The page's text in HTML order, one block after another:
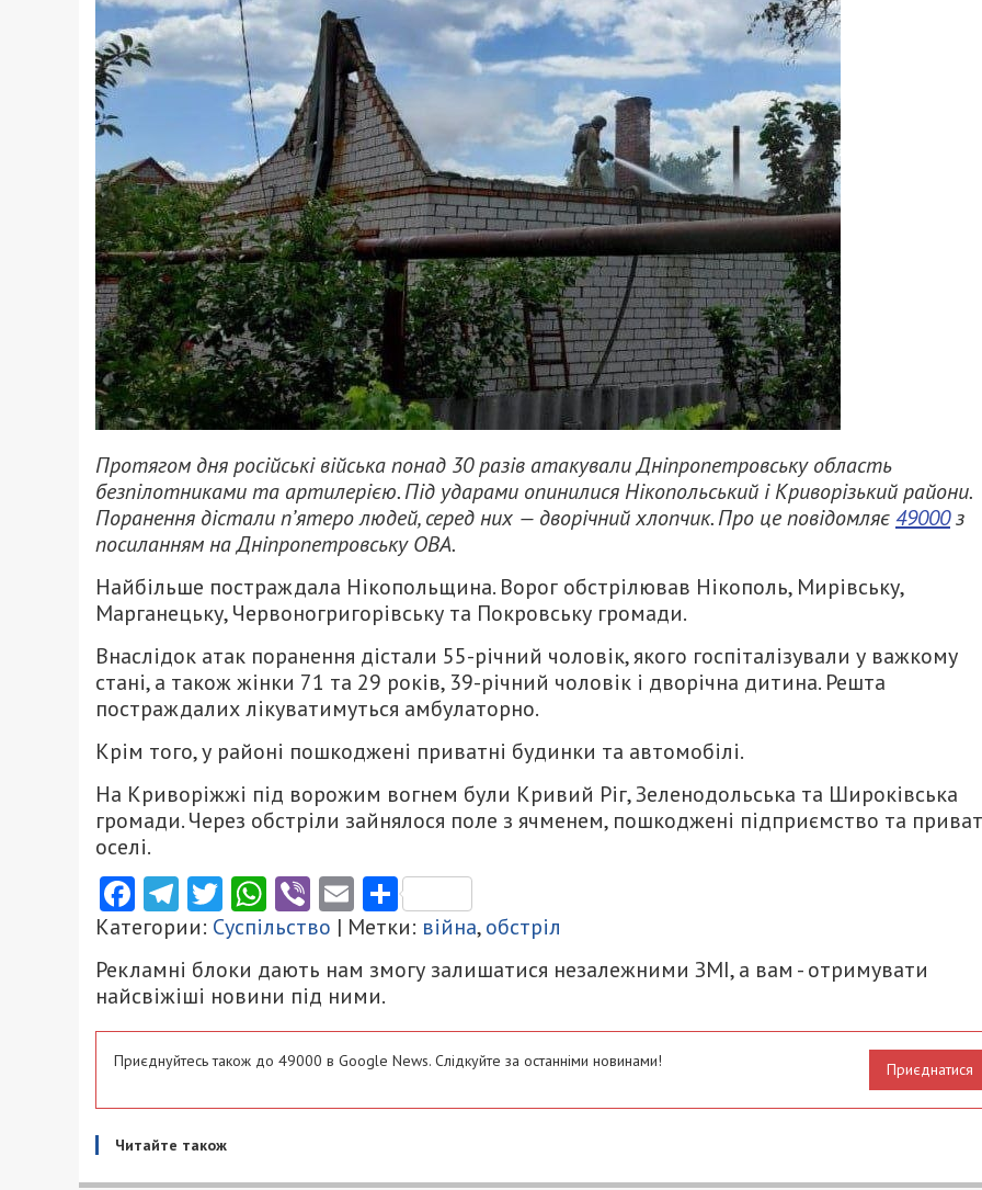
Протягом дня російські війська понад 30 разів атакували Дніпропетровську область
безпілотниками та артилерією. Під ударами опинилися Нікопольський і Криворізький райони.
Поранення дістали п’ятеро людей, серед них — дворічний хлопчик. Про це повідомляє49000з
посиланням на Дніпропетровську ОВА.
Найбільше постраждала Нікопольщина. Ворог обстрілював Нікополь, Мирівську,
Марганецьку, Червоногригорівську та Покровську громади.
Внаслідок атак поранення дістали 55-річний чоловік, якого госпіталізували у важкому
стані, а також жінки 71 та 29 років, 39-річний чоловік і дворічна дитина. Решта
постраждалих лікуватимуться амбулаторно.
Крім того, у районі пошкоджені приватні будинки та автомобілі.
На Криворіжжі під ворожим вогнем були Кривий Ріг, Зеленодольська та Широківська
громади. Через обстріли зайнялося поле з ячменем, пошкоджені підприємство та
оселі.
Facebook
Telegram
Twitter
WhatsApp
ViberEmailПоділитися
Категории: Суспільство | Метки: війна,обстріл
Рекламні блоки дають нам змогу залишатися незалежними ЗМІ, а вам - отримувати
найсвіжіші новини під ними.
Приєднуйтесь також до 49000 в Google News. Слідкуйте за останніми новинами! Приєднатися
Читайте також